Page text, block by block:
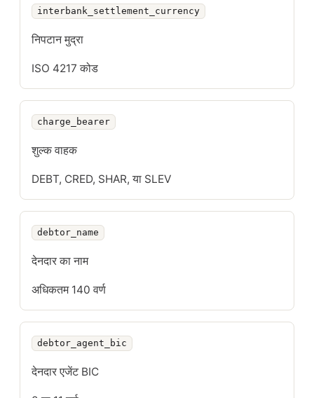
interbank_settlement_currency
निपटान मुद्रा
ISO 4217 कोड
charge_bearer
शुल्क वाहक
DEBT, CRED, SHAR, या SLEV
debtor_name
देनदार का नाम
अधिकतम 140 वर्ण
debtor_agent_bic
देनदार एजेंट BIC